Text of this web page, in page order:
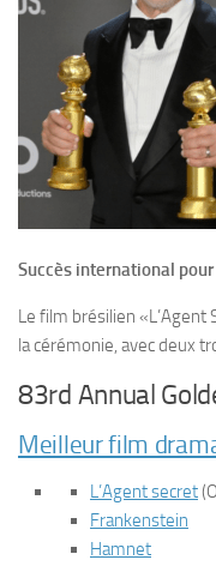
Succès international pour
Le film brésilien «L’Agent
la cérémonie, avec deux
83rd Annual
Meilleur film
L’Agent secret(
Frankenstein
Hamnet